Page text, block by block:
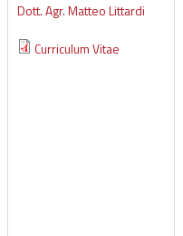
Dott. Agr. Matteo Littardi
Curriculum Vitae